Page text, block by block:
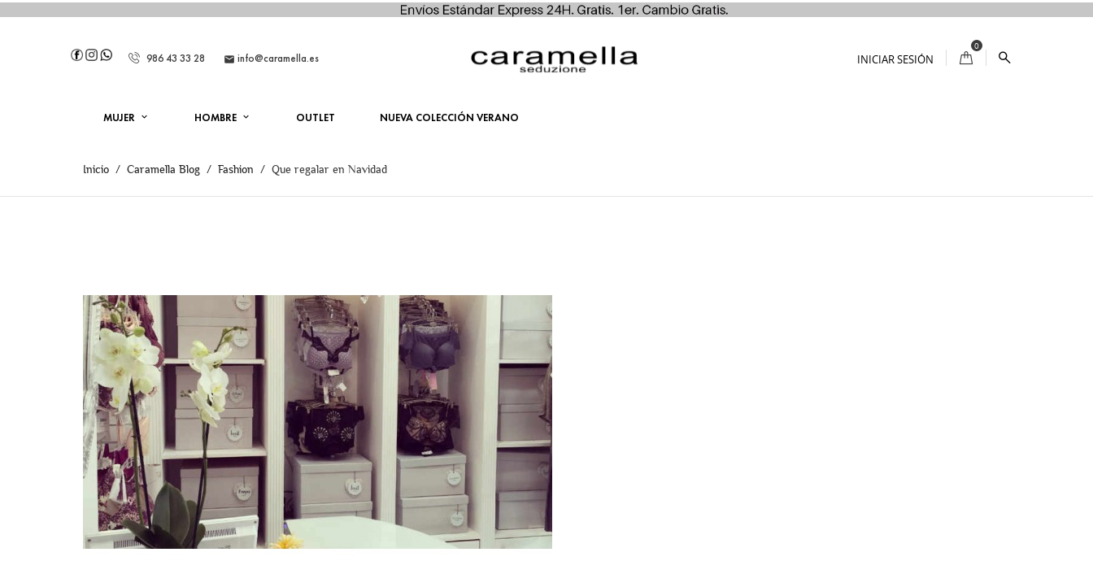
INICIAR SESIÓN
0
986 43 33 28  info@caramella.es
MUJER HOMBRE OUTLET NUEVA COLECCIÓN VERANO
Inicio Caramella Blog Fashion Que regalar en Navidad